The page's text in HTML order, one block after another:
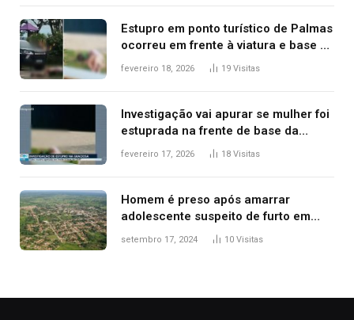
Estupro em ponto turístico de Palmas
ocorreu em frente à viatura e base de
segurança; polícia investiga
fevereiro 18, 2026 19 Visitas
Investigação vai apurar se mulher foi
estuprada na frente de base da
Guarda Metropolitana de Palmas, diz
fevereiro 17, 2026 18 Visitas
Homem é preso após amarrar
adolescente suspeito de furto em
estaca de cerca e agredi-lo
setembro 17, 2024 10 Visitas